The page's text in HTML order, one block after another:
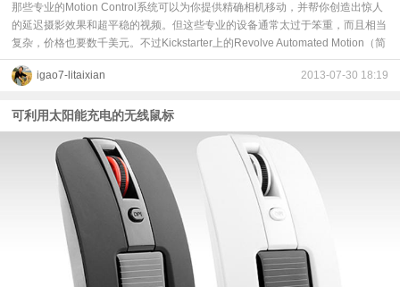
那些专业的Motion Control系统可以为你提供精确相机移动，并帮你创造出惊人
的延迟摄影效果和超平稳的视频。但这些专业的设备通常太过于笨重，而且相当
复杂，价格也要数千美元。不过Kickstarter上的Revolve Automated Motion（简
igao7-litaixian 2013-07-30 18:19
可利用太阳能充电的无线鼠标